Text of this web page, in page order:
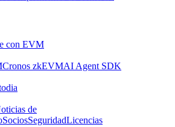
con EVM
Cronos zkEVMAI Agent SDK
de
SociosSeguridadLicencias